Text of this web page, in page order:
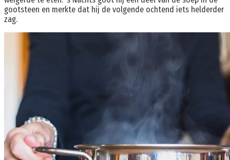
gootsteen en merkte dat hij de volgende ochtend iets helderder
zag.